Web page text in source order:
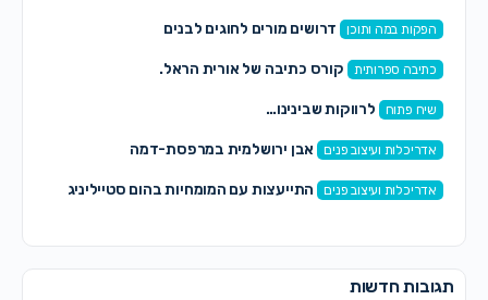
הפקות במה ותוכן דרושים מורים לחוגים לבנים
כתיבה ספרותית קורס כתיבה של אורית הראל.
שיח פתוח לרווקות שבינינו…
אדריכלות ועיצוב פנים אבן ירושלמית במרפסת-דמה
אדריכלות ועיצוב פנים התייעצות עם המומחיות בהום סטייליניג
תגובות חדשות